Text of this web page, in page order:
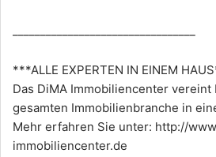
***ALLE EXPERTEN IN EINEM
Das DiMA Immobiliencenter
gesamten Immobilienbranche in
Mehr erfahren Sie unter: http://
immobiliencenter.de